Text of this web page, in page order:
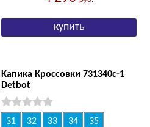
Капика Кроссовки 731340с-1
Detbot
31 32 33 34 35